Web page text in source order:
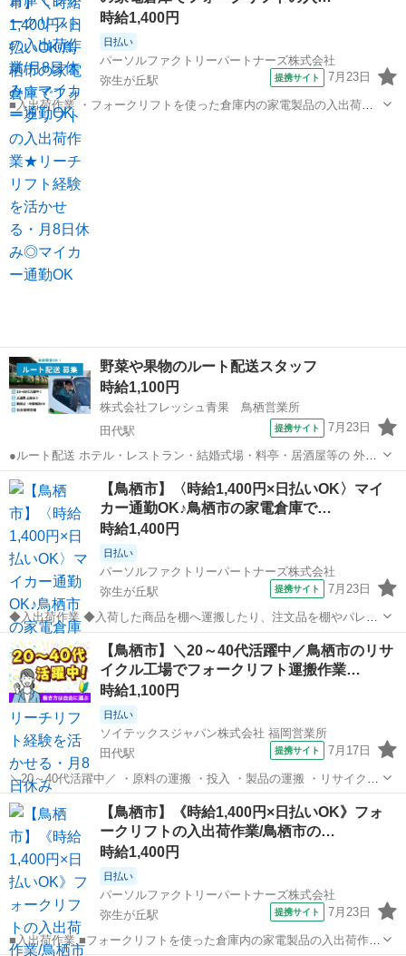
時給1,400円
日払い
パーソルファクトリーパートナーズ株式会社
弥生が丘駅
提携サイト 7月23日
■入出荷作業 ・フォークリフトを使った倉庫内の家電製品の入出荷作
業を担当します ・入荷した商品を棚へ運搬したり、注文品を棚やパレ
ットから運搬し出荷する作業をおまかせします ・リーチリフトの経験
が活かせるお仕事です ※一部手作...
佐賀 鳥栖市
野菜や果物のルート配送スタッフ
時給1,100円
株式会社フレッシュ青果 鳥栖営業所
田代駅
提携サイト 7月23日
●ルート配送 ホテル・レストラン・結婚式場・料亭・居酒屋等の 外食
産業へ、野菜類、果物他、 業務用食品の配送をしていただくお仕事で
す(^^)/ 営業活動はありません◎ はじめは、 商品を覚えていただく為
に倉庫業務からスター...
佐賀 田代駅 ドライバー
【鳥栖市】〈時給1,400円×日払いOK〉マイ
カー通勤OK♪鳥栖市の家電倉庫で…
時給1,400円
日払い
パーソルファクトリーパートナーズ株式会社
弥生が丘駅
提携サイト 7月23日
◆入出荷作業 ◆入荷した商品を棚へ運搬したり、注文品を棚やパレッ
トから運搬し出荷する作業をお願いします ◆フォークリフトを使った
倉庫内の家電製品の入出荷作業を担当します ◆リーチリフトの経験が
活かせるお仕事です ※一部手作業...
佐賀 鳥栖市 弥生が丘駅 ドライバー
【鳥栖市】＼20～40代活躍中／鳥栖市のリサ
イクル工場でフォークリフト運搬作業…
時給1,100円
日払い
ソイテックスジャパン株式会社 福岡営業所
田代駅
提携サイト 7月17日
＼20～40代活躍中／ ・原料の運搬 ・投入 ・製品の運搬 ・リサイクル
事業に伴う機械のオペレーター などが主な作業です。 未経験者でも、
指導・サポートしますので、大歓迎です! ※随時、工場見学受付中で
す! フォー...
佐賀 田代駅 ドライバー
【鳥栖市】《時給1,400円×日払いOK》フォ
ークリフトの入出荷作業/鳥栖市の…
時給1,400円
日払い
パーソルファクトリーパートナーズ株式会社
弥生が丘駅
提携サイト 7月23日
■入出荷作業 ■フォークリフトを使った倉庫内の家電製品の入出荷作業